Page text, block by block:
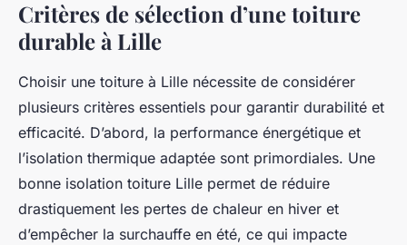
Critères de sélection d’une toiture
durable à Lille
Choisir une toiture à Lille nécessite de considérer
plusieurs critères essentiels pour garantir durabilité et
efficacité. D’abord, la performance énergétique et
l’isolation thermique adaptée sont primordiales. Une
bonne isolation toiture Lille permet de réduire
drastiquement les pertes de chaleur en hiver et
d’empêcher la surchauffe en été, ce qui impacte